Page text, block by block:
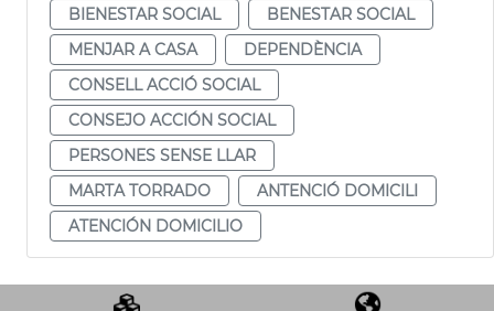
BIENESTAR SOCIAL
BENESTAR SOCIAL
MENJAR A CASA
DEPENDÈNCIA
CONSELL ACCIÓ SOCIAL
CONSEJO ACCIÓN SOCIAL
PERSONES SENSE LLAR
MARTA TORRADO
ANTENCIÓ DOMICILI
ATENCIÓN DOMICILIO